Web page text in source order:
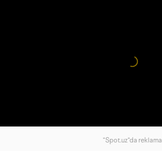
"Spot.uz"da reklama